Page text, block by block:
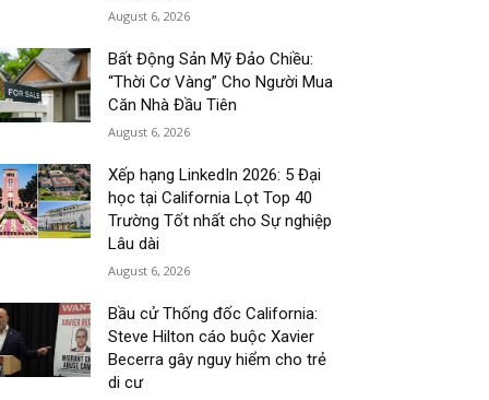
August 6, 2026
Bất Động Sản Mỹ Đảo Chiều:
“Thời Cơ Vàng” Cho Người Mua
Căn Nhà Đầu Tiên
August 6, 2026
Xếp hạng LinkedIn 2026: 5 Đại
học tại California Lọt Top 40
Trường Tốt nhất cho Sự nghiệp
Lâu dài
August 6, 2026
Bầu cử Thống đốc California:
Steve Hilton cáo buộc Xavier
Becerra gây nguy hiểm cho trẻ
di cư